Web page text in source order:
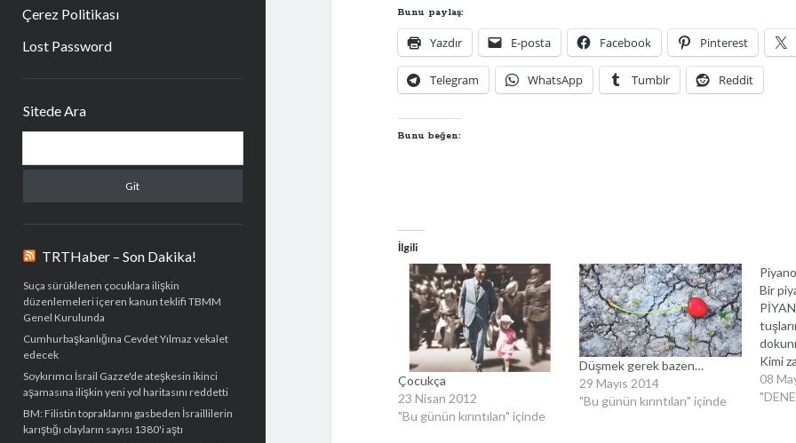
Çerez Politikası
Lost Password
Menü
Sitede Ara
TRTHaber – Son Dakika!
Suça sürüklenen çocuklara ilişkin
düzenlemeleri içeren kanun teklifi TBMM
Genel Kurulunda
Cumhurbaşkanlığına Cevdet Yılmaz vekalet
edecek
Soykırımcı İsrail Gazze'de ateşkesin ikinci
aşamasına ilişkin yeni yol haritasını reddetti
BM: Filistin topraklarını gasbeden İsraillilerin
karıştığı olayların sayısı 1380'i aştı
Bunu paylaş:
Yazdır E-posta Facebook Pinterest
Telegram WhatsApp Tumblr Reddit
Bunu beğen:
İlgili
Çocukça
23 Nisan 2012
"Bu günün kırıntıları" içinde
Düşmek gerek bazen…
29 Mayıs 2014
"Bu günün kırıntıları" içinde
Piyano
Bir
Kimi
08